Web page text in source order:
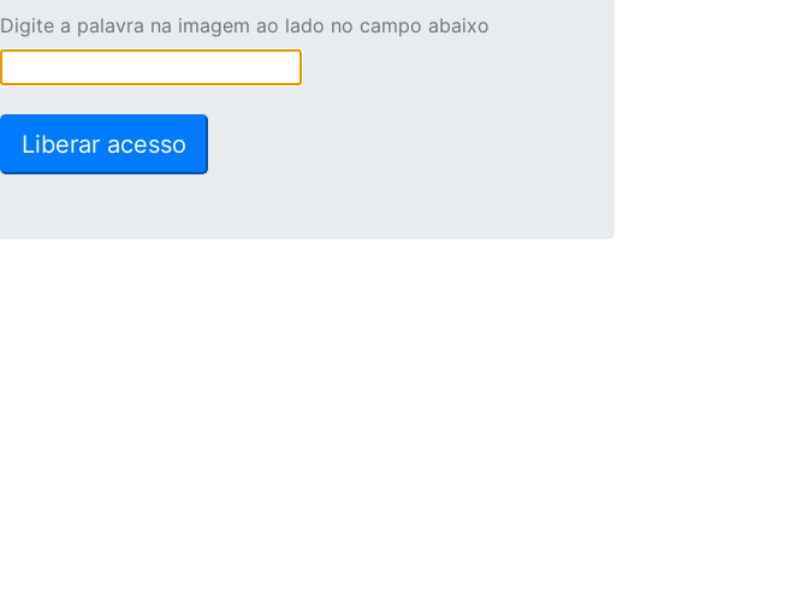
Digite a palavra na imagem ao lado no campo abaixo